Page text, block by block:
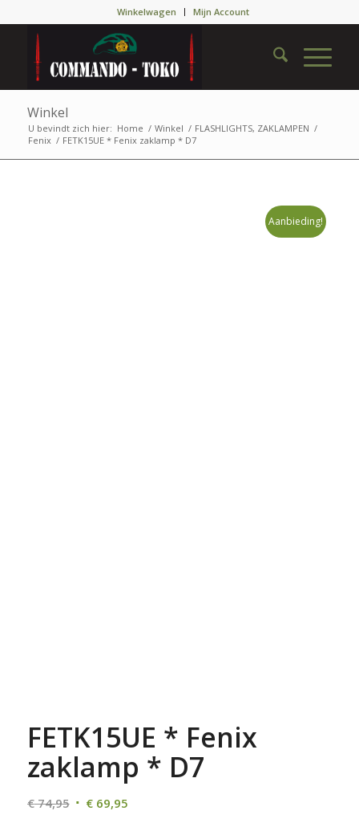
Winkelwagen Mijn Account
Winkel
U bevindt zich hier: Home / Winkel / FLASHLIGHTS, ZAKLAMPEN /
Fenix / FETK15UE * Fenix zaklamp * D7
Aanbieding!
FETK15UE * Fenix
zaklamp * D7
€74,95 Oorspronkelijke
€69,95Huidige